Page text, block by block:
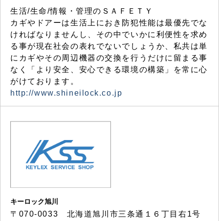
生活/生命/情報・管理のＳＡＦＥＴＹ
カギやドアーは生活上におき防犯性能は最優先でな
ければなりませんし、その中でいかに利便性を求め
る事が現在社会の表れでないでしょうか、私共は単
にカギやその周辺機器の交換を行うだけに留まる事
なく「より安全、安心できる環境の構築」を常に心
がけております。
http://www.shineilock.co.jp
キーロック旭川
〒070-0033 北海道旭川市三条通１６丁目右1号